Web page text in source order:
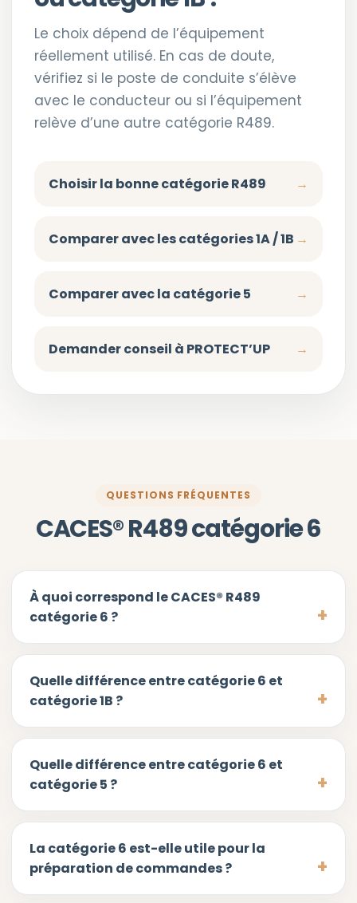
Le choix dépend de l’équipement
réellement utilisé. En cas de doute,
vérifiez si le poste de conduite s’élève
avec le conducteur ou si l’équipement
relève d’une autre catégorie R489.
Choisir la bonne catégorie R489
Comparer avec les catégories 1A / 1B
Comparer avec la catégorie 5
Demander conseil à PROTECT’UP
QUESTIONS FRÉQUENTES
CACES® R489 catégorie 6
À quoi correspond le CACES® R489
catégorie 6 ?
Quelle différence entre catégorie 6 et
catégorie 1B ?
Quelle différence entre catégorie 6 et
catégorie 5 ?
La catégorie 6 est-elle utile pour la
préparation de commandes ?